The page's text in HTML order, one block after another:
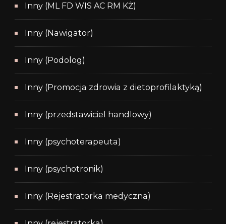
Inny (ML FD WIS AC RM KŻ)
Inny (Nawigator)
Inny (Podolog)
Inny (Promocja zdrowia z dietoprofilaktyką)
Inny (przedstawiciel handlowy)
Inny (psychoterapeuta)
Inny (psychotronik)
Inny (Rejestratorka medyczna)